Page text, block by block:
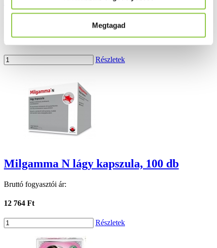
Megtagad
3 377 Ft
Részletek
Milgamma N lágy kapszula, 100 db
Bruttó fogyasztói ár:
12 764 Ft
Részletek